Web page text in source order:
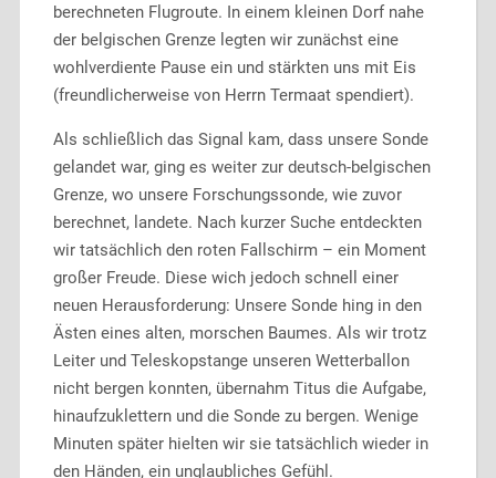
berechneten Flugroute. In einem kleinen Dorf nahe
der belgischen Grenze legten wir zunächst eine
wohlverdiente Pause ein und stärkten uns mit Eis
(freundlicherweise von Herrn Termaat spendiert).
Als schließlich das Signal kam, dass unsere Sonde
gelandet war, ging es weiter zur deutsch-belgischen
Grenze, wo unsere Forschungssonde, wie zuvor
berechnet, landete. Nach kurzer Suche entdeckten
wir tatsächlich den roten Fallschirm – ein Moment
großer Freude. Diese wich jedoch schnell einer
neuen Herausforderung: Unsere Sonde hing in den
Ästen eines alten, morschen Baumes. Als wir trotz
Leiter und Teleskopstange unseren Wetterballon
nicht bergen konnten, übernahm Titus die Aufgabe,
hinaufzuklettern und die Sonde zu bergen. Wenige
Minuten später hielten wir sie tatsächlich wieder in
den Händen, ein unglaubliches Gefühl.